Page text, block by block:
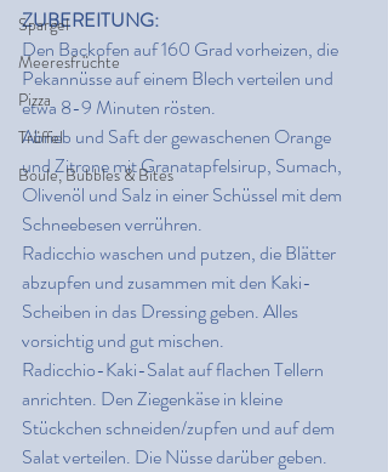
Spargel
Meeresfrüchte
Pizza
Trüffel
Boule, Bubbles & Bites
ZUBEREITUNG:
Den Backofen auf 160 Grad vorheizen, die
Pekannüsse auf einem Blech verteilen und
etwa 8-9 Minuten rösten.
Abrieb und Saft der gewaschenen Orange
und Zitrone mit Granatapfelsirup, Sumach,
Olivenöl und Salz in einer Schüssel mit dem
Schneebesen verrühren.
Radicchio waschen und putzen, die Blätter
abzupfen und zusammen mit den Kaki-
Scheiben in das Dressing geben. Alles
vorsichtig und gut mischen.
Radicchio-Kaki-Salat auf flachen Tellern
anrichten. Den Ziegenkäse in kleine
Stückchen schneiden/zupfen und auf dem
Salat verteilen. Die Nüsse darüber geben.